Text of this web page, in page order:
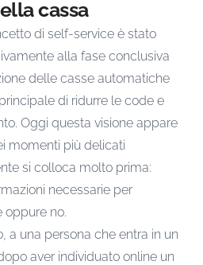
cassa
di self-service è stato
alla fase conclusiva
delle casse automatiche
di ridurre le code e
Oggi questa visione appare
momenti più delicati
si colloca molto prima:
necessarie per
oppure no.
a una persona che entra in un
aver individuato online un